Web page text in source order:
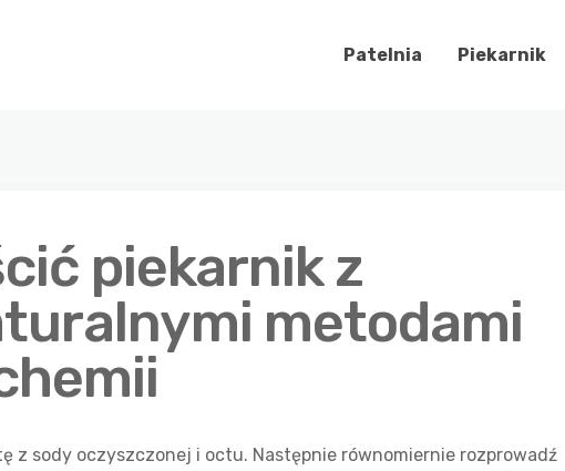
Patelnia Piekarnik
piekarnik z
metodami
z sody oczyszczonej i octu. Następnie równomiernie rozprowadź